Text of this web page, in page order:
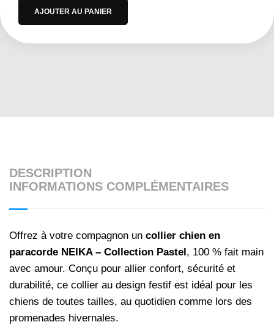
AJOUTER AU PANIER
DESCRIPTION
INFORMATIONS COMPLÉMENTAIRES
Offrez à votre compagnon un collier chien en
paracorde NEIKA – Collection Pastel , 100 % fait main
avec amour. Conçu pour allier confort, sécurité et
durabilité, ce collier au design festif est idéal pour les
chiens de toutes tailles, au quotidien comme lors des
promenades hivernales.